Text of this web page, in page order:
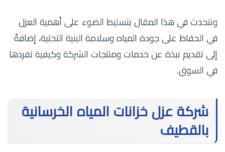
ونتحدث في هذا المقال بتسليط الضوء على أهمية العزل
في الحفاظ على جودة المياه وسلامة البنية التحتية، إضافةً
إلى تقديم نبذة عن خدمات ومنتجات الشركة وكيفية تفردها
في السوق.
شركة عزل خزانات المياه الخرسانية
بالقطيف